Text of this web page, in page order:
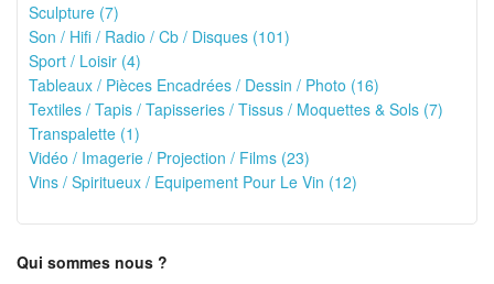
Sculpture (7)
Son / Hifi / Radio / Cb / Disques (101)
Sport / Loisir (4)
Tableaux / Pièces Encadrées / Dessin / Photo (16)
Textiles / Tapis / Tapisseries / Tissus / Moquettes & Sols (7)
Transpalette (1)
Vidéo / Imagerie / Projection / Films (23)
Vins / Spiritueux / Equipement Pour Le Vin (12)
Qui sommes nous ?